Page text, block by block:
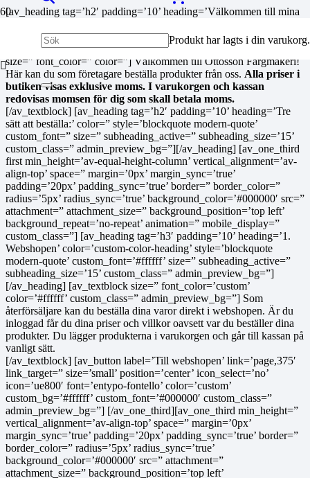
Produkt har lagts i din varukorg.
[av_heading tag=’h2′ padding=’10’ heading=’Välkommen till mina
custom_font=” size=” subheading_active=” subheading_size=’15’
custom_class=” admin_preview_bg=”][/av_heading] [av_textblock
size=” font_color=” color=”] Välkommen till Ottosson Färgmakeri!
Här kan du som företagare beställa produkter från oss. Alla priser i
butiken visas exklusive moms. I varukorgen och kassan
redovisas momsen för dig som skall betala moms.
[/av_textblock] [av_heading tag=’h2′ padding=’10’ heading=’Tre
sätt att beställa:’ color=” style=’blockquote modern-quote’
custom_font=” size=” subheading_active=” subheading_size=’15’
custom_class=” admin_preview_bg=”][/av_heading] [av_one_third
first min_height=’av-equal-height-column’ vertical_alignment=’av-
align-top’ space=” margin=’0px’ margin_sync=’true’
padding=’20px’ padding_sync=’true’ border=” border_color=”
radius=’5px’ radius_sync=’true’ background_color=’#000000′ src=”
attachment=” attachment_size=” background_position=’top left’
background_repeat=’no-repeat’ animation=” mobile_display=”
custom_class=”] [av_heading tag=’h3′ padding=’10’ heading=’1.
Webshopen’ color=’custom-color-heading’ style=’blockquote
modern-quote’ custom_font=’#ffffff’ size=” subheading_active=”
subheading_size=’15’ custom_class=” admin_preview_bg=”]
[/av_heading] [av_textblock size=” font_color=’custom’
color=’#ffffff’ custom_class=” admin_preview_bg=”] Som
återförsäljare kan du beställa dina varor direkt i webshopen. Är du
inloggad får du dina priser och villkor oavsett var du beställer dina
produkter. Du lägger produkterna i varukorgen och går till kassan på
vanligt sätt.
[/av_textblock] [av_button label=’Till webshopen’ link=’page,375′
link_target=” size=’small’ position=’center’ icon_select=’no’
icon=’ue800′ font=’entypo-fontello’ color=’custom’
custom_bg=’#ffffff’ custom_font=’#000000′ custom_class=”
admin_preview_bg=”] [/av_one_third][av_one_third min_height=”
vertical_alignment=’av-align-top’ space=” margin=’0px’
margin_sync=’true’ padding=’20px’ padding_sync=’true’ border=”
border_color=” radius=’5px’ radius_sync=’true’
background_color=’#000000′ src=” attachment=”
attachment_size=” background_position=’top left’